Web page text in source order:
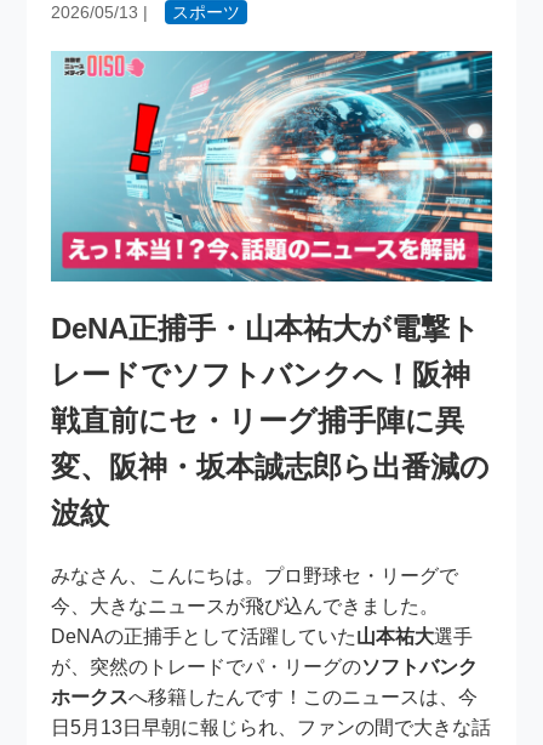
2026/05/13 | スポーツ
DeNA正捕手・山本祐大が電撃ト
レードでソフトバンクへ！阪神
戦直前にセ・リーグ捕手陣に異
変、阪神・坂本誠志郎ら出番減の
波紋
みなさん、こんにちは。プロ野球セ・リーグで
今、大きなニュースが飛び込んできました。
DeNAの正捕手として活躍していた山本祐大選手
が、突然のトレードでパ・リーグのソフトバンク
ホークスへ移籍したんです！このニュースは、今
日5月13日早朝に報じられ、ファンの間で大きな話